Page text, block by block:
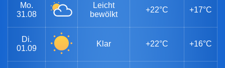
Mo.
31.08
Leicht
bewölkt
+22°C +17°C
Di.
01.09
Klar +22°C +16°C